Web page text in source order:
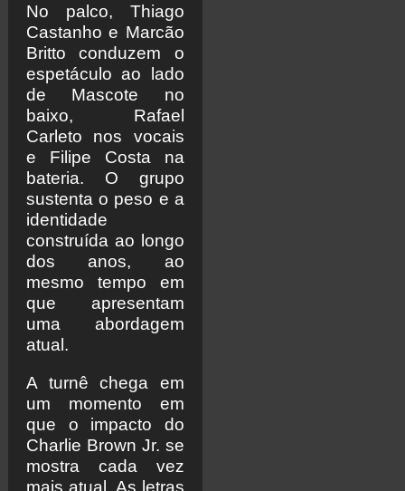
No palco, Thiago
Castanho e Marcão
Britto conduzem o
espetáculo ao lado
de Mascote no
baixo, Rafael
Carleto nos vocais
e Filipe Costa na
bateria. O grupo
sustenta o peso e a
identidade
construída ao longo
dos anos, ao
mesmo tempo em
que apresentam
uma abordagem
atual.
A turnê chega em
um momento em
que o impacto do
Charlie Brown Jr. se
mostra cada vez
mais atual. As letras